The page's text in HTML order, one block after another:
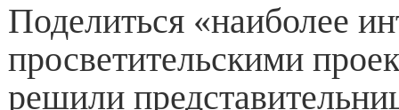
Поделиться «наиболее
просветительскими
решили